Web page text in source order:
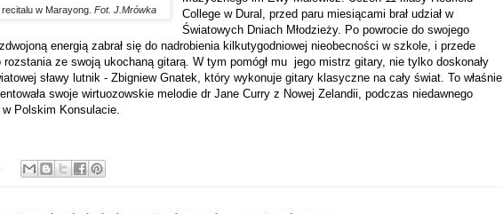
w Marayong. Fot. J.Mrówka
College w Dural, przed paru miesiącami brał udział w
Światowych Dniach Młodzieży. Po powrocie do swojego
energią zabrał się do nadrobienia kilkutygodniowej nieobecności w szkole, i przede
ze swoją ukochaną gitarą. W tym pomógł mu jego mistrz gitary, nie tylko doskonały
sławy lutnik - Zbigniew Gnatek, który wykonuje gitary klasyczne na cały świat. To właśnie
swoje wirtuozowskie melodie dr Jane Curry z Nowej Zelandii, podczas niedawnego
Polskim Konsulacie.